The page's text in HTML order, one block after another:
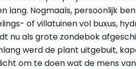
lang. Nogmaals, persoonlijk
of villatuinen vol buxus,
nu als grote zondebok
werd de plant uitgebuit,
om te doen wat de mens